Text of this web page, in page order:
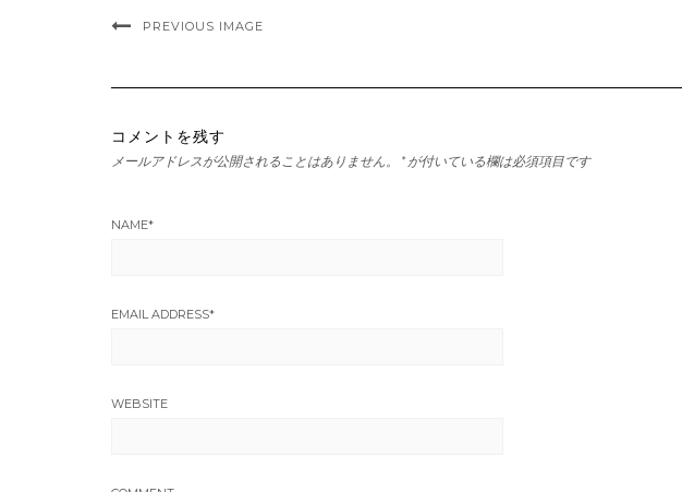
PREVIOUS IMAGE
コメントを残す
メールアドレスが公開されることはありません。 * が付いている欄は必須項目です
NAME*
EMAIL ADDRESS*
WEBSITE